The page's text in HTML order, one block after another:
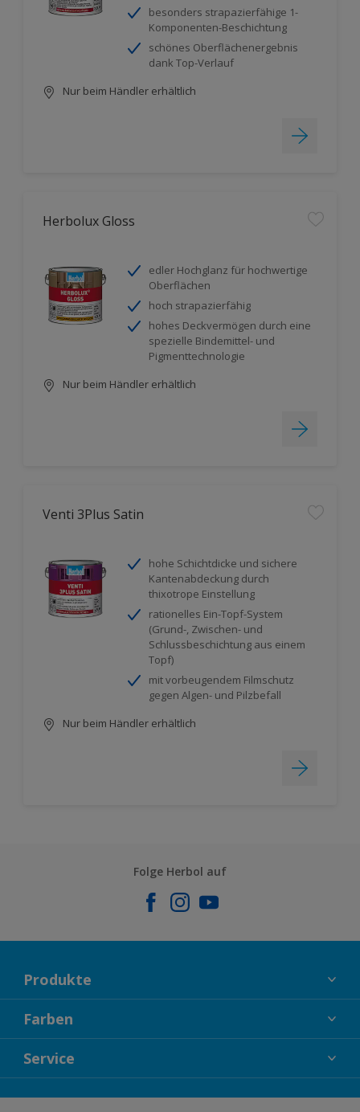
besonders strapazierfähige 1-
Komponenten-Beschichtung
schönes Oberflächenergebnis
dank Top-Verlauf
Nur beim Händler erhältlich
Herbolux Gloss
edler Hochglanz für hochwertige
Oberflächen
hoch strapazierfähig
hohes Deckvermögen durch eine
spezielle Bindemittel- und
Pigmenttechnologie
Nur beim Händler erhältlich
Venti 3Plus Satin
hohe Schichtdicke und sichere
Kantenabdeckung durch
thixotrope Einstellung
rationelles Ein-Topf-System
(Grund-, Zwischen- und
Schlussbeschichtung aus einem
Topf)
mit vorbeugendem Filmschutz
gegen Algen- und Pilzbefall
Nur beim Händler erhältlich
Folge Herbol auf
Produkte
FASSADENFARBEN
INNENFARBEN
LACKE
Farben
KOLLEKTIONEN
FARBTRENDS
FARBBERATUNG
Service